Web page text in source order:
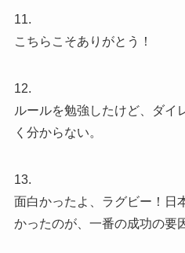
11.
こちらこそありがとう！
12.
ルールを勉強したけど、ダイ
く分からない。
13.
面白かったよ、ラグビー！日
かったのが、一番の成功の要